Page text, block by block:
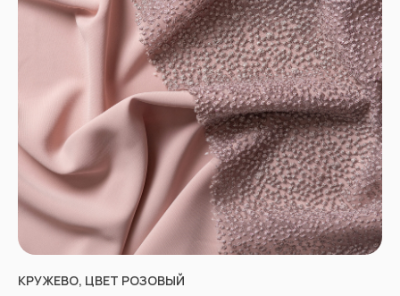
КРУЖЕВО, ЦВЕТ РОЗОВЫЙ